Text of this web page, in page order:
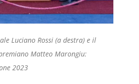
Luciano Rossi (a destra) e il
Matteo Marongiu:
2023